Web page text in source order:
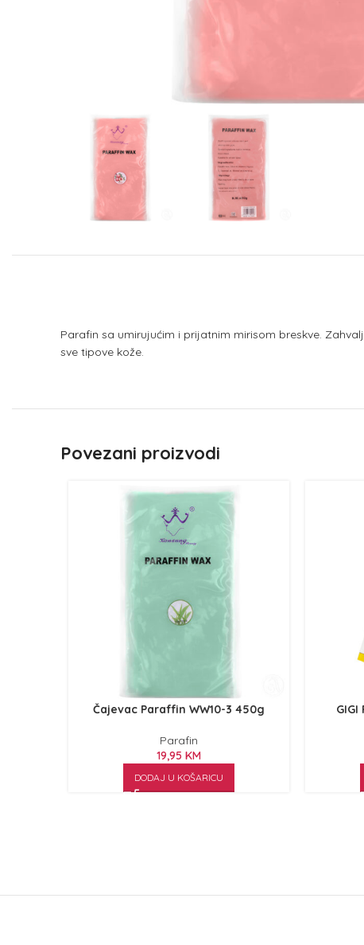
Parafin sa umirujućim i prijatnim mirisom breskve.
sve tipove kože.
Povezani proizvodi
Čajevac Paraffin WW10-3 450g
Parafin
19,95 KM
DODAJ U KOŠARICU